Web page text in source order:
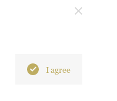
I agree